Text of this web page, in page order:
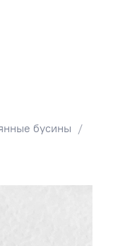
бусины